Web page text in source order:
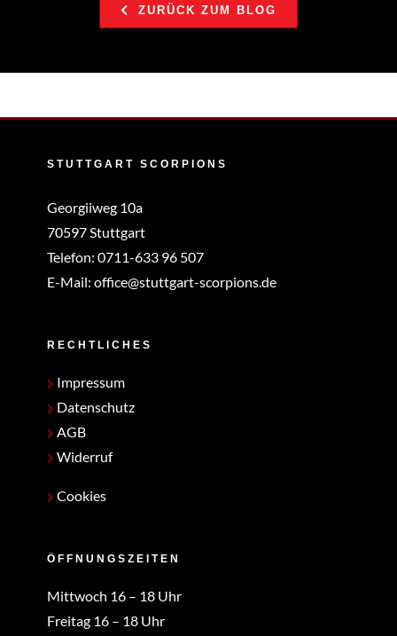
ZURÜCK ZUM BLOG
STUTTGART SCORPIONS
Georgiiweg 10a
70597 Stuttgart
Telefon: 0711-633 96 507
E-Mail: office@stuttgart-scorpions.de
RECHTLICHES
Impressum
Datenschutz
AGB
Widerruf
Cookies
ÖFFNUNGSZEITEN
Mittwoch 16 – 18 Uhr
Freitag 16 – 18 Uhr